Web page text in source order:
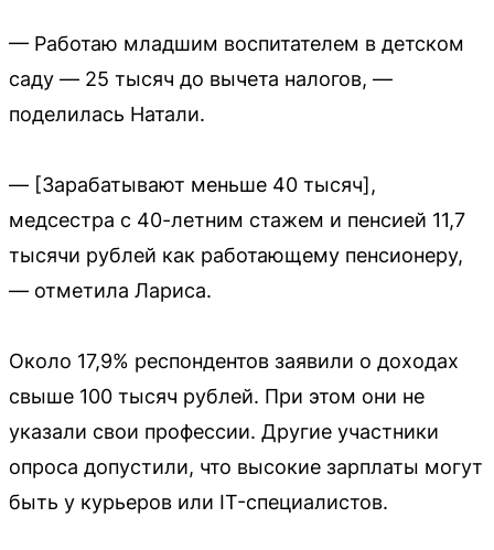
— Работаю младшим воспитателем в детском
саду — 25 тысяч до вычета налогов, —
поделилась Натали.
— [Зарабатывают меньше 40 тысяч],
медсестра с 40-летним стажем и пенсией 11,7
тысячи рублей как работающему пенсионеру,
— отметила Лариса.
Около 17,9% респондентов заявили о доходах
свыше 100 тысяч рублей. При этом они не
указали свои профессии. Другие участники
опроса допустили, что высокие зарплаты могут
быть у курьеров или IT-специалистов.